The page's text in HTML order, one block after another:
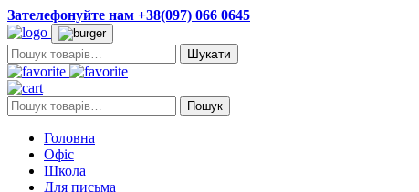
Зателефонуйте нам +38(097) 066 0645
Пошук:
Пошук: Пошук
Головна
Офіс
Школа
Для письма